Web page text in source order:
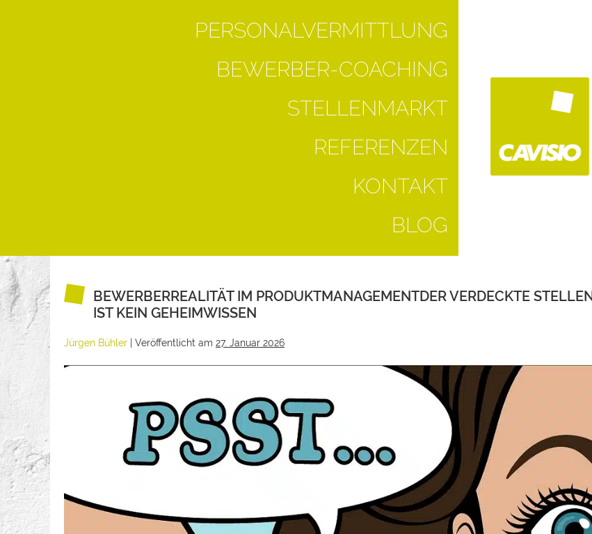
PERSONALVERMITTLUNG
BEWERBER-COACHING
STELLENMARKT
REFERENZEN
KONTAKT
BLOG
BEWERBERREALITÄT IM PRODUKTMANAGEMENTDER VERDECKTE
IST KEIN GEHEIMWISSEN
Jürgen Bühler Veröffentlicht am 27. Januar 2026